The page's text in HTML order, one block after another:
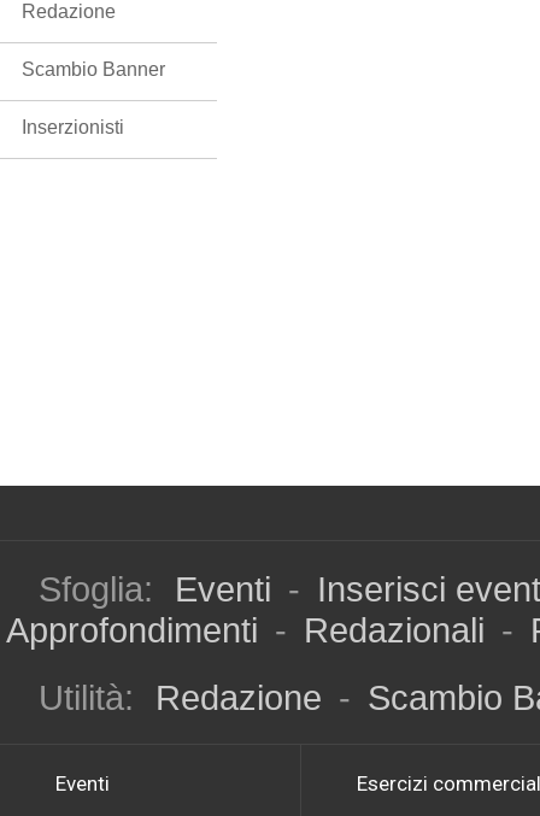
Redazione
Scambio Banner
Inserzionisti
Sfoglia: Eventi - Inserisci
Approfondimenti - Redazionali -
Utilità:
Redazione - Scambio
Eventi Esercizi